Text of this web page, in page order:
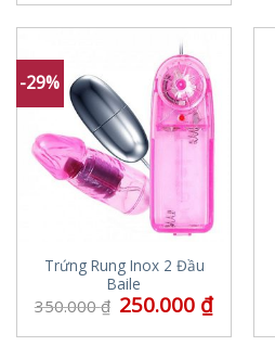
-29%
Trứng Rung Inox 2 Đầu
Baile
350.000₫ 250.000 ₫